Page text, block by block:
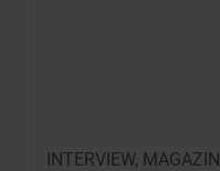
INTERVIEW, MAGAZIN